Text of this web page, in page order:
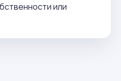
или